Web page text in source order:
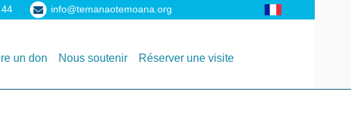
info@temanaotemoana.org
un don Nous soutenir Réserver une visite